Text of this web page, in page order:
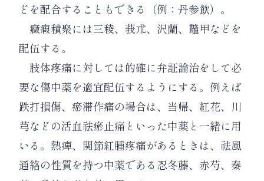
どを配合することもできる（例：丹参飲）。
癥瘕積聚には三稜、莪朮、沢蘭、鼈甲などを
配伍する。
肢体疼痛に対しては的確に弁証論治をして必
要な傷中薬を適宜配伍するようにする。例えば
跌打損傷、瘀滞作痛の場合は、当帰、紅花、川
芎などの活血祛瘀止痛といった中薬と一緒に用
いる。熱痺、関節紅腫疼痛があるときは、祛風
通絡の性質を持つ中薬である忍冬藤、赤芍、秦